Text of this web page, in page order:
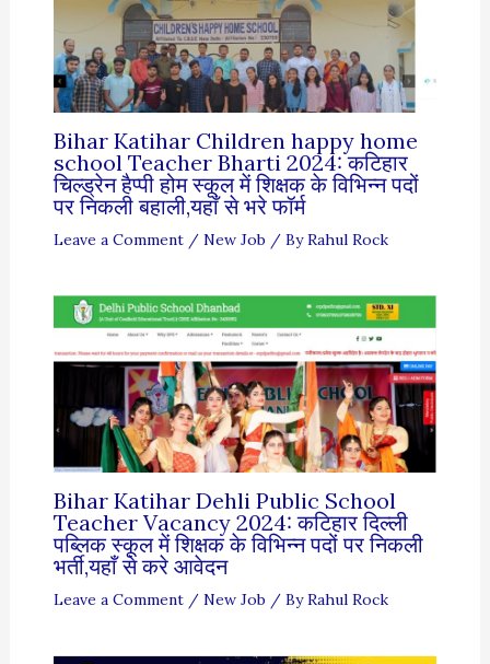
Bihar Katihar Children happy home
school Teacher Bharti 2024: कटिहार
चिल्ड्रेन हैप्पी होम स्कूल में शिक्षक के विभिन्न पदों
पर निकली बहाली,यहाँ से भरे फॉर्म
Leave a Comment / New Job / ByRahul Rock
Bihar Katihar Dehli Public School
Teacher Vacancy 2024: कटिहार दिल्ली
पब्लिक स्कूल में शिक्षक के विभिन्न पदों पर निकली
भर्ती,यहाँ से करे आवेदन
Leave a Comment / New Job / ByRahul Rock